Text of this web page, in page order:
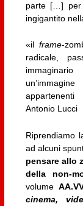
parte […] per
ingigantito
«il frame-
radicale,
Antonio Lucci
Riprendiamo
ad alcuni
pensare allo
della non-
volume
cinema,